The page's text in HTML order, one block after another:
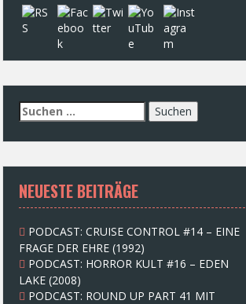
S
u
c
e
n
n
c
h
:
NEUESTE BEITRÄGE
PODCAST: CRUISE CONTROL #14 – EINE
FRAGE DER EHRE (1992)
PODCAST: HORROR KULT #16 – EDEN
LAKE (2008)
PODCAST: ROUND UP PART 41 MIT